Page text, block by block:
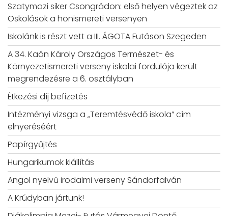
Szatymazi siker Csongrádon: első helyen végeztek az
Oskolások a honismereti versenyen
Iskolánk is részt vett a III. ÁGOTA Futáson Szegeden
A 34. Kaán Károly Országos Természet- és
Környezetismereti verseny iskolai fordulója került
megrendezésre a 6. osztályban
Étkezési díj befizetés
Intézményi vizsga a „Teremtésvédő iskola” cím
elnyeréséért
Papírgyűjtés
Hungarikumok kiállítás
Angol nyelvű irodalmi verseny Sándorfalván
A Krúdyban jártunk!